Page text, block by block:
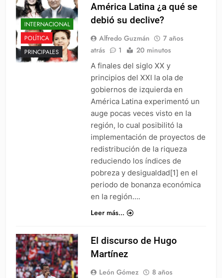
INTERNACIONAL
POLÍTICA
PRINCIPALES
América Latina ¿a qué se
debió su declive?
Alfredo Guzmán
7 años
atrás
1 20 minutos
A finales del siglo XX y
principios del XXI la ola de
gobiernos de izquierda en
América Latina experimentó un
auge pocas veces visto en la
región, lo cual posibilitó la
implementación de proyectos de
redistribución de la riqueza
reduciendo los índices de
pobreza y desigualdad[1] en el
periodo de bonanza económica
en la región….
Leer más...
El discurso de Hugo
Martínez
León Gómez
8 años